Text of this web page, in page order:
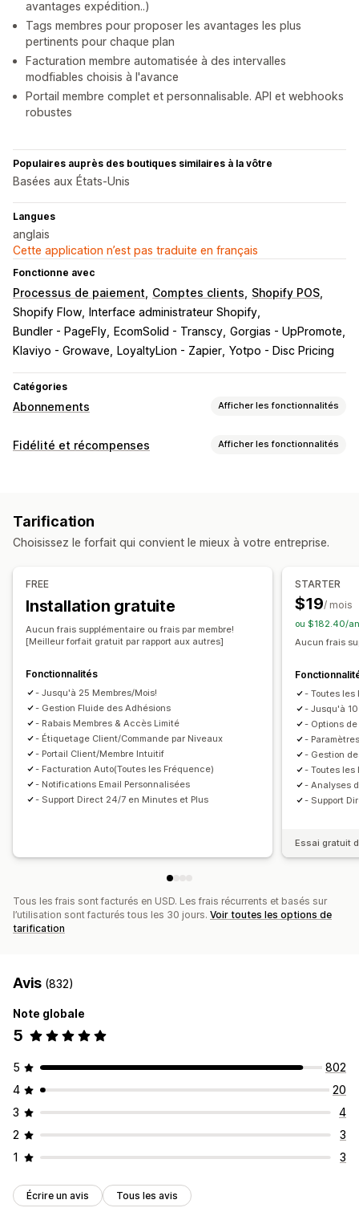
avantages expédition..)
Tags membres pour proposer les avantages les plus
pertinents pour chaque plan
Facturation membre automatisée à des intervalles
modfiables choisis à l'avance
Portail membre complet et personnalisable. API et webhooks
robustes
Populaires auprès des boutiques similaires à la vôtre
Basées aux États-Unis
Langues
anglais
Cette application n’est pas traduite en français
Fonctionne avec
Processus de paiement Comptes clients
Shopify POS
Shopify Flow Interface administrateur Shopify
Bundler - PageFly EcomSolid - Transcy Gorgias - UpPromote
Klaviyo - Growave LoyaltyLion - Zapier Yotpo - Disc Pricing
Catégories
Abonnements Afficher les fonctionnalités
Types d’abonnement
Abonnements personnalisés
Paiements récurrents
Tarification fixe
Tarification échelonnée
Freemium
Paiement unique
Tarification personnalisée
Fidélité et récompenses Afficher les fonctionnalités
Programmes de cartes-cadeaux
Programmes personnalisés
Récompenses POS Frais d’expédition
Produits gratuits Accès anticipé Accès en exclusivité
Récompenses personnalisées
Tarification
Choisissez le forfait qui convient le mieux à votre entreprise.
FREE
Installation gratuite
Aucun frais supplémentaire ou frais par membre!
[Meilleur forfait gratuit par rapport aux autres]
Fonctionnalités
- Jusqu'à 25 Membres/Mois!
- Gestion Fluide des Adhésions
- Rabais Membres & Accès Limité
- Étiquetage Client/Commande par Niveaux
- Portail Client/Membre Intuitif
- Facturation Auto(Toutes les Fréquence)
- Notifications Email Personnalisées
- Support Direct 24/7 en Minutes et Plus
STARTER
$19/ mois
ou $182.40/
Aucun frais
- Toutes les
- Jusqu'à
- Options
-
- Gestion
- Toutes les
- Analyses
- Support
Essai gratuit
Tous les frais sont facturés en USD. Les frais récurrents et basés sur
l’utilisation sont facturés tous les 30 jours. Voir toutes les options de
tarification
Avis (832)
Note globale
5
5
802
4
20
3
4
2
3
1
3
Écrire un avis Tous les avis